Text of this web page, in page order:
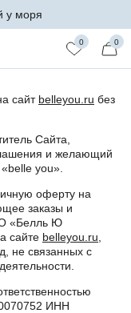
у моря
0 0
МАГАЗИНА
сайт belleyou.ru без
Сайта,
и желающий
you».
оферту на
заказы и
«Белль Ю
сайте belleyou.ru
не связанных с
ИНН